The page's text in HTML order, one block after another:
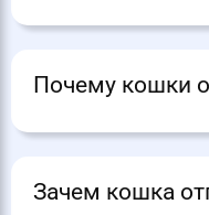
Почему кошки
Зачем кошка